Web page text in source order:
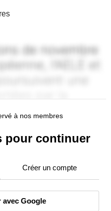
à nos membres
pour continuer
Créer un compte
avec Google